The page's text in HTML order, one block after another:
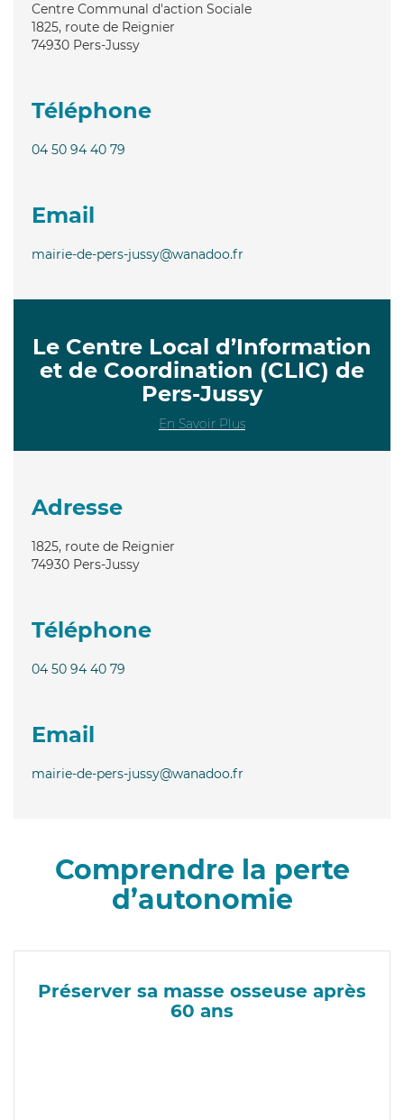
Centre Communal d'action Sociale
1825, route de Reignier
74930 Pers-Jussy
Téléphone
04 50 94 40 79
Email
mairie-de-pers-jussy@wanadoo.fr
Le Centre Local d’Information
et de Coordination (CLIC) de
Pers-Jussy
En Savoir Plus
Adresse
1825, route de Reignier
74930 Pers-Jussy
Téléphone
04 50 94 40 79
Email
mairie-de-pers-jussy@wanadoo.fr
Comprendre la perte
d’autonomie
Préserver sa masse osseuse après
60 ans